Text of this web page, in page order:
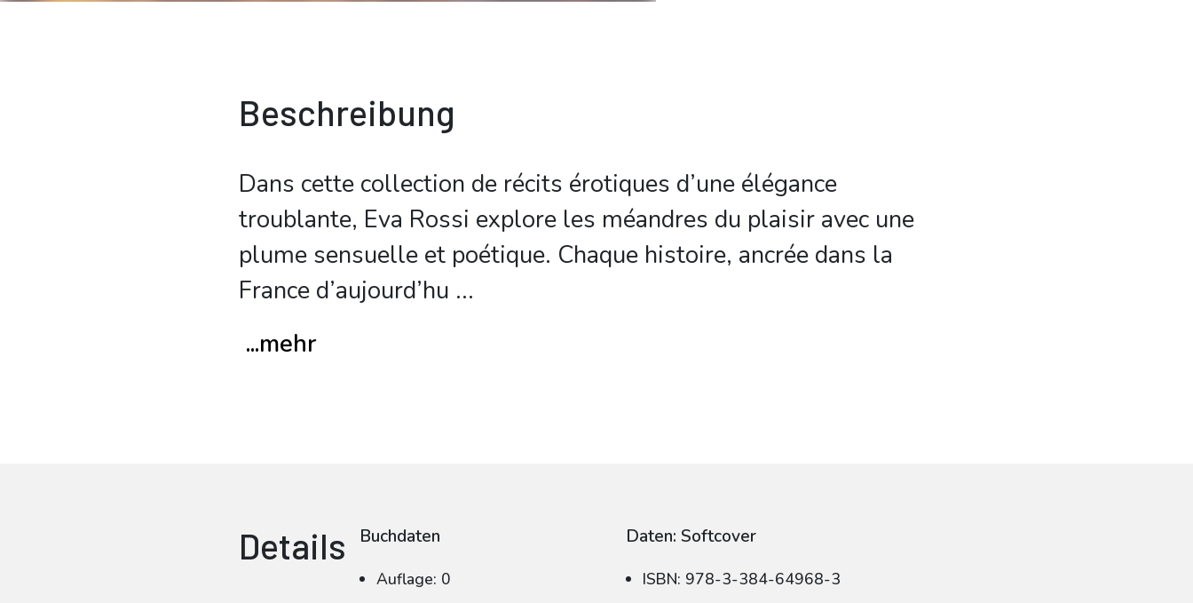
Beschreibung
Dans cette collection de récits érotiques d’une élégance
troublante, Eva Rossi explore les méandres du plaisir avec une
plume sensuelle et poétique. Chaque histoire, ancrée dans la
France d’aujourd’hu ...
...mehr
Details Buchdaten
Auflage: 0
Daten: Softcover
ISBN: 978-3-384-64968-3